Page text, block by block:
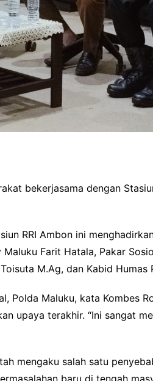
bekerjasama dengan
RRI Ambon ini
Farit Hatala, Pakar
M.Ag, dan Kabid
Polda Maluku, kata Kombes
upaya terakhir. “Ini sangat
mengaku salah satu